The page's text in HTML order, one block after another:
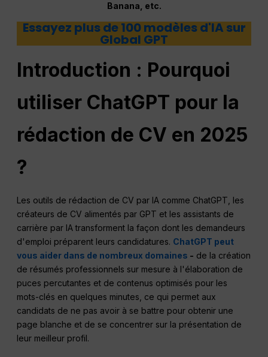
Banana, etc.
Essayez plus de 100 modèles d'IA sur
Global GPT
Introduction : Pourquoi
utiliser ChatGPT pour la
rédaction de CV en 2025
?
Les outils de rédaction de CV par IA comme ChatGPT, les
créateurs de CV alimentés par GPT et les assistants de
carrière par IA transforment la façon dont les demandeurs
d'emploi préparent leurs candidatures. ChatGPT peut
vous aider dans de nombreux domaines - de la création
de résumés professionnels sur mesure à l'élaboration de
puces percutantes et de contenus optimisés pour les
mots-clés en quelques minutes, ce qui permet aux
candidats de ne pas avoir à se battre pour obtenir une
page blanche et de se concentrer sur la présentation de
leur meilleur profil.